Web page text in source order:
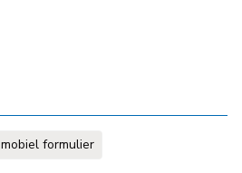
mobiel formulier